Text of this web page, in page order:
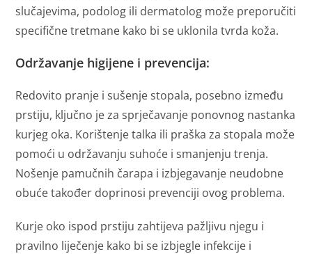
slučajevima, podolog ili dermatolog može preporučiti
specifične tretmane kako bi se uklonila tvrda koža.
Održavanje higijene i prevencija:
Redovito pranje i sušenje stopala, posebno između
prstiju, ključno je za sprječavanje ponovnog nastanka
kurjeg oka. Korištenje talka ili praška za stopala može
pomoći u održavanju suhoće i smanjenju trenja.
Nošenje pamučnih čarapa i izbjegavanje neudobne
obuće također doprinosi prevenciji ovog problema.
Kurje oko ispod prstiju zahtijeva pažljivu njegu i
pravilno liječenje kako bi se izbjegle infekcije i